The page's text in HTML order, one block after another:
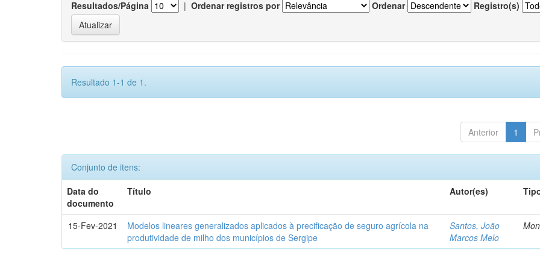
Resultados/Página | Ordenar registros por Ordenar Registro(s)
Resultado 1-1 de 1.
Anterior 1
Conjunto de itens:
Data do
documento
Título Autor(es)
15-Fev-2021
Modelos lineares generalizados aplicados à precificação de seguro agrícola na
produtividade de milho dos municípios de Sergipe
Santos, João
Marcos Melo